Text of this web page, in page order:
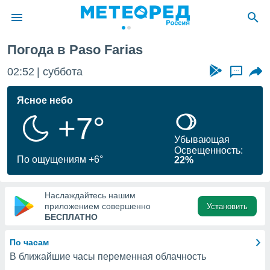
о
Вы можете
к этому
доступ
Погода в Paso Farias
02:52 суббота ...
Ясное небо
+7°
По ощущениям +6°
Убывающая
Освещенность:
22%
Наслаждайтесь нашим
приложением совершенно
БЕСПЛАТНО
Установить
По часам
В ближайшие часы переменная облачность